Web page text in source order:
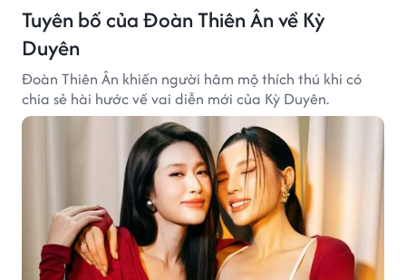
Tuyên bố của Đoàn Thiên Ân về Kỳ
Duyên
Đoàn Thiên Ân khiến người hâm mộ thích thú khi có
chia sẻ hài hước về vai diễn mới của Kỳ Duyên.